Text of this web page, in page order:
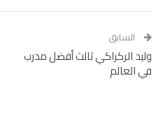
السابق
وليد الركراكي ثالث أفضل مدرب
في العالم